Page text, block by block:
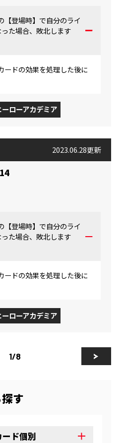
【登場時】で自分のライ
た場合、敗北します
ードの効果を処理した後に
ローアカデミア
2023.06.28更新
【登場時】で自分のライ
た場合、敗北します
ードの効果を処理した後に
ローアカデミア
1/8
す
ード個別